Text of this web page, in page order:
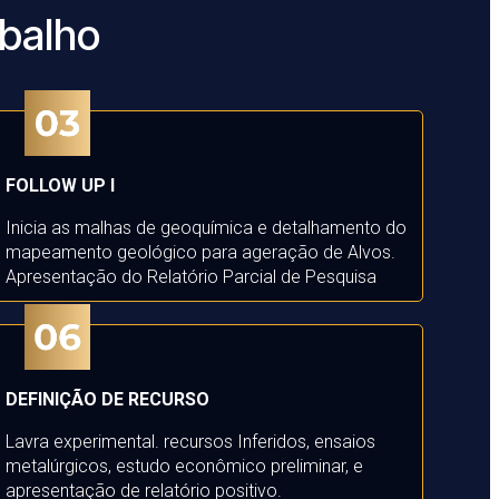
FOLLOW UP I
Inicia as malhas de geoquímica e detalhamento do
mapeamento geológico para ageração de Alvos.
Apresentação do Relatório Parcial de Pesquisa
DEFINIÇÃO DE RECURSO
Lavra experimental. recursos Inferidos, ensaios
metalúrgicos, estudo econômico preliminar, e
apresentação de relatório positivo.